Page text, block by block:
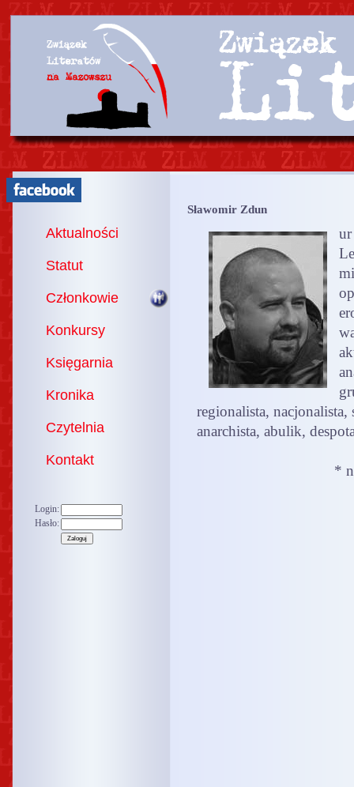
Aktualności
Statut
Członkowie
Konkursy
Księgarnia
Kronika
Czytelnia
Kontakt
Login:
Hasło:
Sławomir Zdun
regionalista,
anarchista, abulik,
*